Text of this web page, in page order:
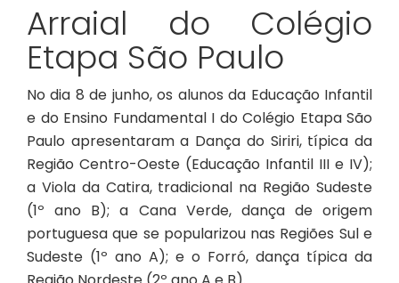
Arraial do Colégio
Etapa São Paulo
No dia 8 de junho, os alunos da Educação Infantil
e do Ensino Fundamental I do Colégio Etapa São
Paulo apresentaram a Dança do Siriri, típica da
Região Centro-Oeste (Educação Infantil III e IV);
a Viola da Catira, tradicional na Região Sudeste
(1º ano B); a Cana Verde, dança de origem
portuguesa que se popularizou nas Regiões Sul e
Sudeste (1º ano A); e o Forró, dança típica da